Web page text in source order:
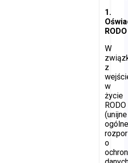
1.
RODO
W
z
w
życie
RODO
(unijne
o